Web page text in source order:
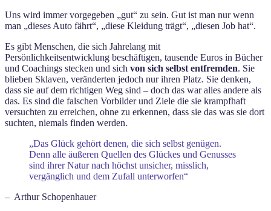
Uns wird immer vorgegeben „gut“ zu sein. Gut ist man nur wenn
man „dieses Auto fährt“, „diese Kleidung trägt“, „diesen Job hat“.
Es gibt Menschen, die sich Jahrelang mit
Persönlichkeitsentwicklung beschäftigen, tausende Euros in Bücher
und Coachings stecken und sich von sich selbst entfremden. Sie
blieben Sklaven, veränderten jedoch nur ihren Platz. Sie denken,
dass sie auf dem richtigen Weg sind – doch das war alles andere als
das. Es sind die falschen Vorbilder und Ziele die sie krampfhaft
versuchten zu erreichen, ohne zu erkennen, dass sie das was sie dort
suchten, niemals finden werden.
„Das Glück gehört denen, die sich selbst genügen.
Denn alle äußeren Quellen des Glückes und Genusses
sind ihrer Natur nach höchst unsicher, misslich,
vergänglich und dem Zufall unterworfen“
– Arthur Schopenhauer